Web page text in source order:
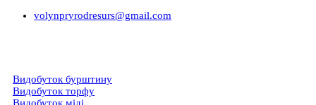
volynpryrodresurs@gmail.com
Видобуток бурштину
Видобуток торфу
Видобуток міді